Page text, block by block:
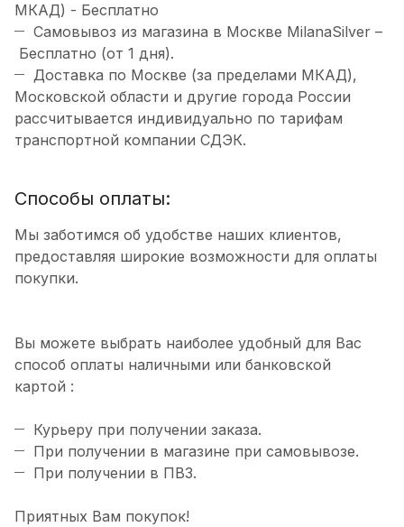
МКАД) - Бесплатно
Самовывоз из магазина в Москве MilanaSilver –
Бесплатно (от 1 дня).
Доставка по Москве (за пределами МКАД),
Московской области и другие города России
рассчитывается индивидуально по тарифам
транспортной компании СДЭК.
Способы оплаты:
Мы заботимся об удобстве наших клиентов,
предоставляя широкие возможности для оплаты
покупки.
Вы можете выбрать наиболее удобный для Вас
способ оплаты наличными или банковской
картой :
Курьеру при получении заказа.
При получении в магазине при самовывозе.
При получении в ПВЗ.
Приятных Вам покупок!